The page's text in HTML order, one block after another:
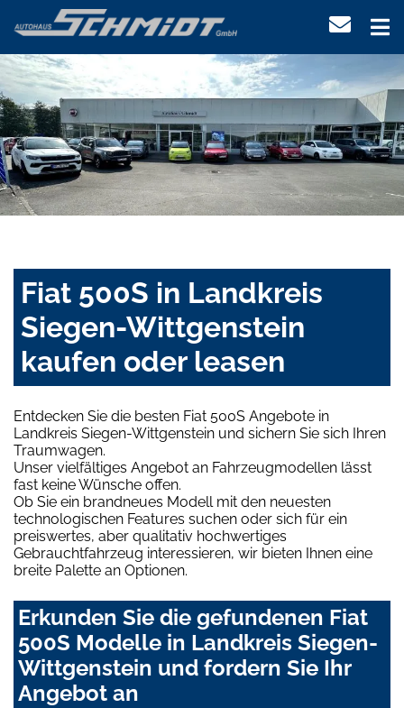
Fiat 500S in Landkreis
Siegen-Wittgenstein
kaufen oder leasen
Entdecken Sie die besten Fiat 500S Angebote in
Landkreis Siegen-Wittgenstein und sichern Sie sich Ihren
Traumwagen.
Unser vielfältiges Angebot an Fahrzeugmodellen lässt
fast keine Wünsche offen.
Ob Sie ein brandneues Modell mit den neuesten
technologischen Features suchen oder sich für ein
preiswertes, aber qualitativ hochwertiges
Gebrauchtfahrzeug interessieren, wir bieten Ihnen eine
breite Palette an Optionen.
Erkunden Sie die gefundenen Fiat
500S Modelle in Landkreis Siegen-
Wittgenstein und fordern Sie Ihr
Angebot an